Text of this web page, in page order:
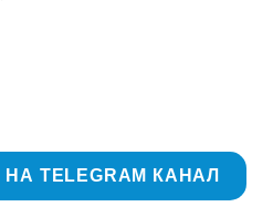
TELEGRAM КАНАЛ